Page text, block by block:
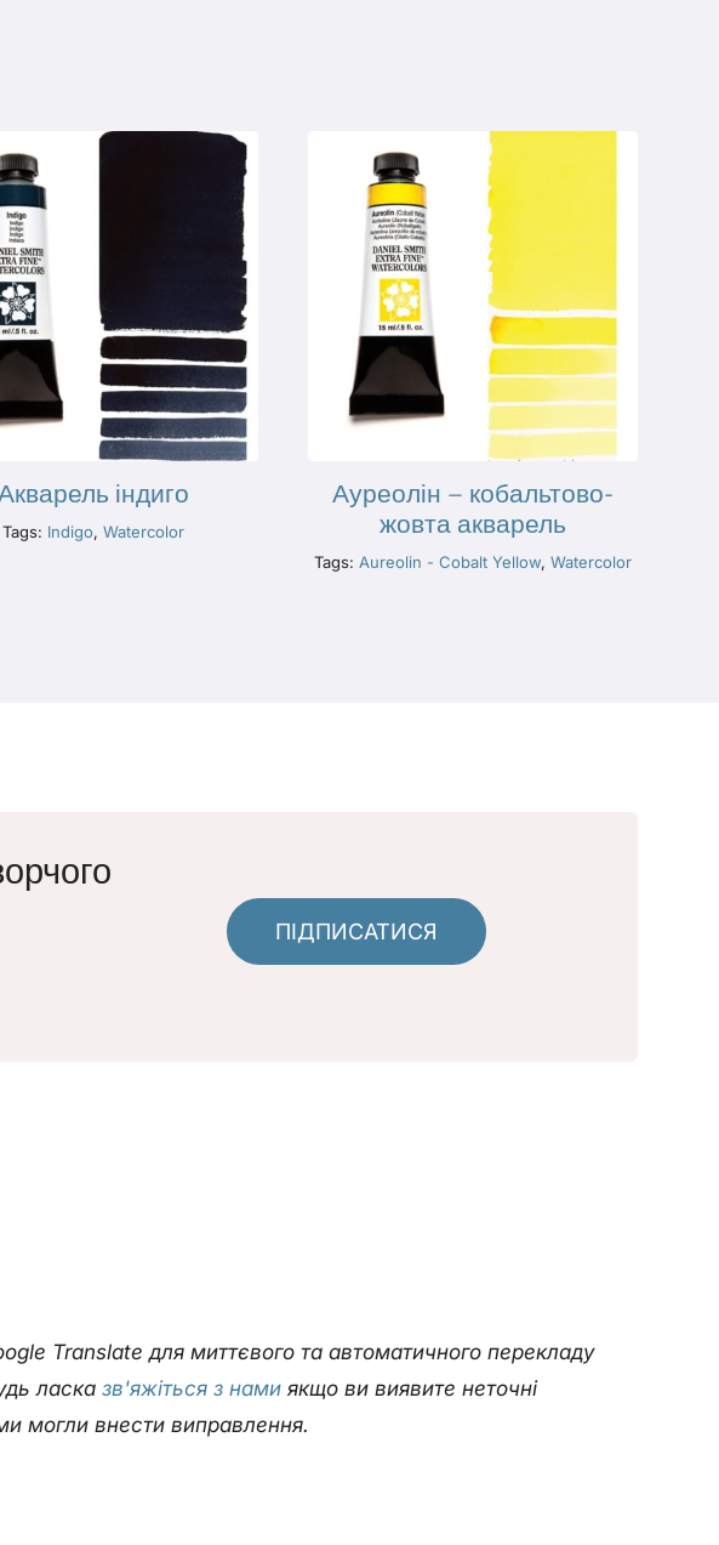
індиго
Tags: Indigo,Watercolor
Ауреолін – кобальтово-
жовта акварель
Tags: Aureolin - Cobalt Yellow, Watercolor
ПІДПИСАТИСЯ
Translate для миттєвого та автоматичного перекладу
ласказв'яжіться з нами якщо ви виявите неточні
могли внести виправлення.